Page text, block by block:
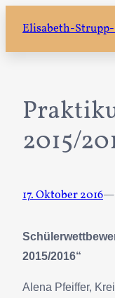
Inhalt
springen
Elisabeth-
2015/
17. Oktober 2016—
2015/2016“
Alena Pfeiffer,